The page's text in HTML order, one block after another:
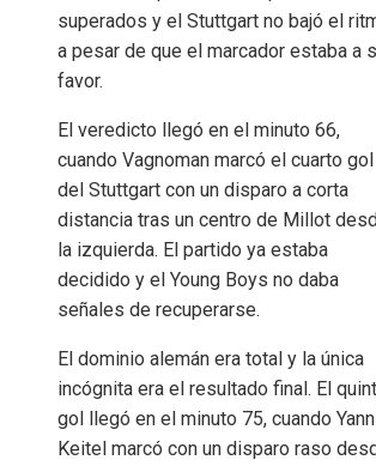
superados y el Stuttgart no bajó el
a pesar de que el marcador estaba a
favor.
El veredicto llegó en el minuto 66,
cuando Vagnoman marcó el cuarto gol
del Stuttgart con un disparo a corta
distancia tras un centro de Millot
la izquierda. El partido ya estaba
decidido y el Young Boys no daba
señales de recuperarse.
El dominio alemán era total y la única
incógnita era el resultado final. El
gol llegó en el minuto 75, cuando
Keitel marcó con un disparo raso